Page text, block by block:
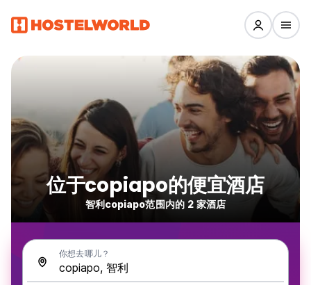
位于copiapo的便宜酒店
智利copiapo范围内的 2 家酒店
你想去哪儿？